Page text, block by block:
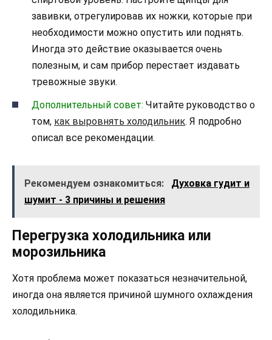
завивки, отрегулировав их ножки, которые при
необходимости можно опустить или поднять.
Иногда это действие оказывается очень
полезным, и сам прибор перестает издавать
тревожные звуки.
Дополнительный совет: Читайте руководство о
том, как выровнять холодильник. Я подробно
описал все рекомендации.
Рекомендуем ознакомиться:
Духовка гудит и
шумит - 3 причины и решения
Перегрузка холодильника или
морозильника
Хотя проблема может показаться незначительной,
иногда она является причиной шумного охлаждения
холодильника.